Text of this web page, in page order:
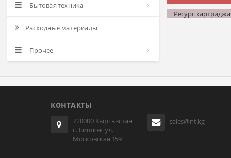
Бытовая техника
Расходные материалы
Прочее
Ресурс картриджа
КОНТАКТЫ
720000 Кыргызстан
г. Бишкек ул.
Московская 159
sales@nt.kg